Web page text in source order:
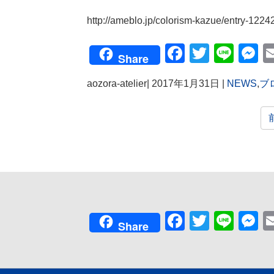
http://ameblo.jp/colorism-kazue/entry-
Share Facebook
Twitter
Line
aozora-atelier 2017年1月31日 NEWS,ブ
Share Facebook
Twitter
Line